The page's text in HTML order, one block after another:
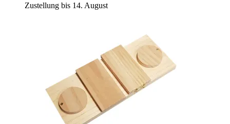
Zustellung bis 14. August